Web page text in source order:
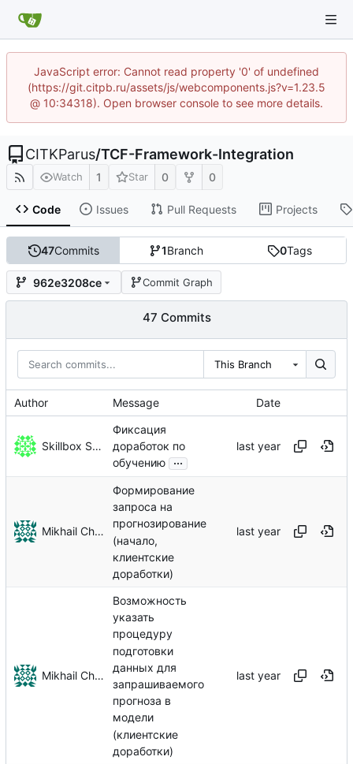
JavaScript error: Cannot read property '0' of undefined
(https://git.citpb.ru/assets/js/webcomponents.js?v=1.23.5
@ 10:34318). Open browser console to see more details.
CITKParus/TCF-Framework-Integration
Watch 1 Star 0 0
Code Issues Pull Requests Projects
47Commits 1Branch 0Tags
962e3208ce Commit Graph
47 Commits
This Branch
Author Message Date
Skillbox Student
Фиксация
доработок по
обучению ...
Mikhail Chechnev
Формирование
запроса на
прогнозирование
(начало,
клиентские
доработки)
Mikhail Chechnev
Возможность
указать
процедуру
подготовки
данных для
запрашиваемого
прогноза в
модели
(клиентские
доработки)